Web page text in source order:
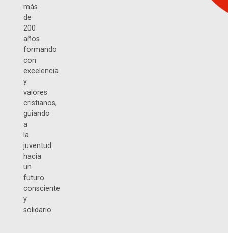
más
de
200
años
formando
con
excelencia
y
valores
cristianos,
guiando
a
la
juventud
hacia
un
futuro
consciente
y
solidario.